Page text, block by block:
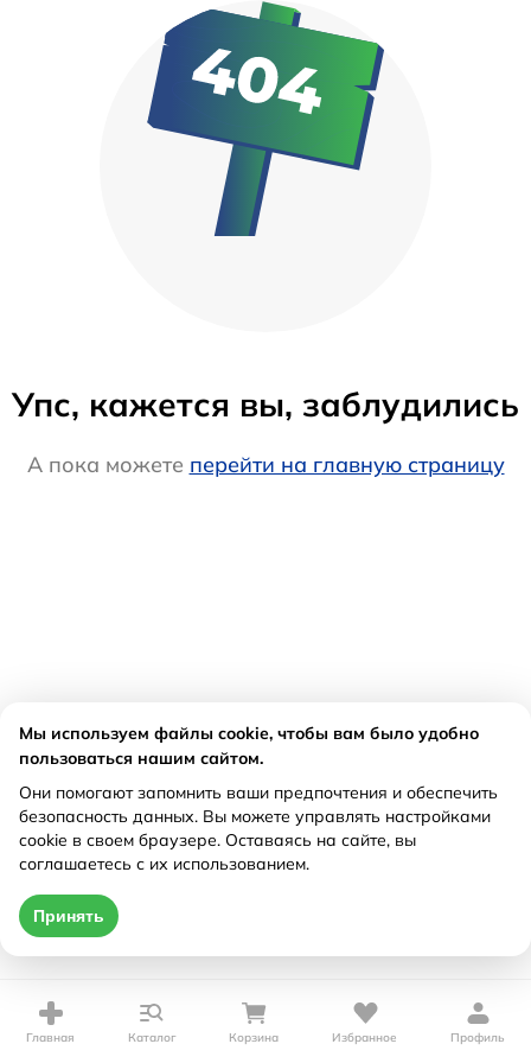
Упс, кажется вы, заблудились
А пока можете перейти на главную страницу
Главная Каталог Корзина Избранное Профиль
Мы используем файлы cookie, чтобы вам было удобно
пользоваться нашим сайтом.
Они помогают запомнить ваши предпочтения и обеспечить
безопасность данных. Вы можете управлять настройками
cookie в своем браузере. Оставаясь на сайте, вы
соглашаетесь с их использованием.
Принять